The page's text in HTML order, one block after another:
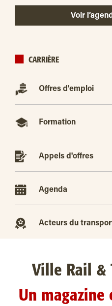
Voir
CARRIÈRE
Offres d'emploi
Formation
Appels d'offres
Agenda
Acteurs du
Ville Rail &
Un